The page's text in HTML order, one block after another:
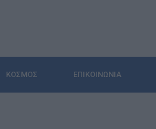
ΚΌΣΜΟΣ ΕΠΙΚΟΙΝΩΝΊΑ